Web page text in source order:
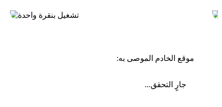
موقع الخادم الموصى به:
جارٍ التحقق...